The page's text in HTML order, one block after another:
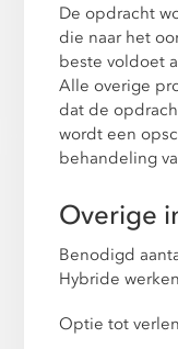
De opdracht
die naar het
beste voldoet
Alle overige
dat de
wordt een
behandeling
Overige
Benodigd
Hybride
Optie tot